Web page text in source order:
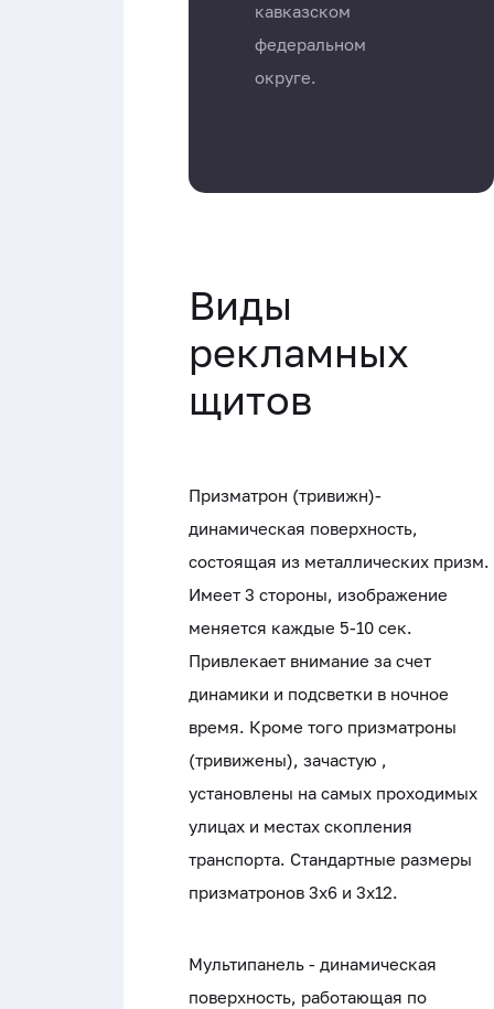
кавказском
федеральном
округе.
Виды
рекламных
щитов
Призматрон (тривижн)-
динамическая поверхность,
состоящая из металлических призм.
Имеет 3 стороны, изображение
меняется каждые 5-10 сек.
Привлекает внимание за счет
динамики и подсветки в ночное
время. Кроме того призматроны
(тривижены), зачастую ,
установлены на самых проходимых
улицах и местах скопления
транспорта. Стандартные размеры
призматронов 3x6 и 3x12.
Мультипанель - динамическая
поверхность, работающая по